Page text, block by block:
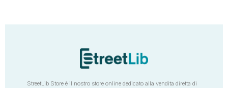
StreetLib Store è il nostro store online dedicato alla vendita diretta di